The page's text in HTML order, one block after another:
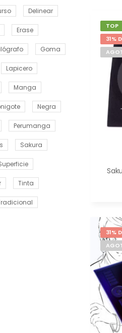
Delinear
Erase
Goma
Lapicero
Manga
Negra
Perumanga
Sakura
Tinta
TOP
31%
31%